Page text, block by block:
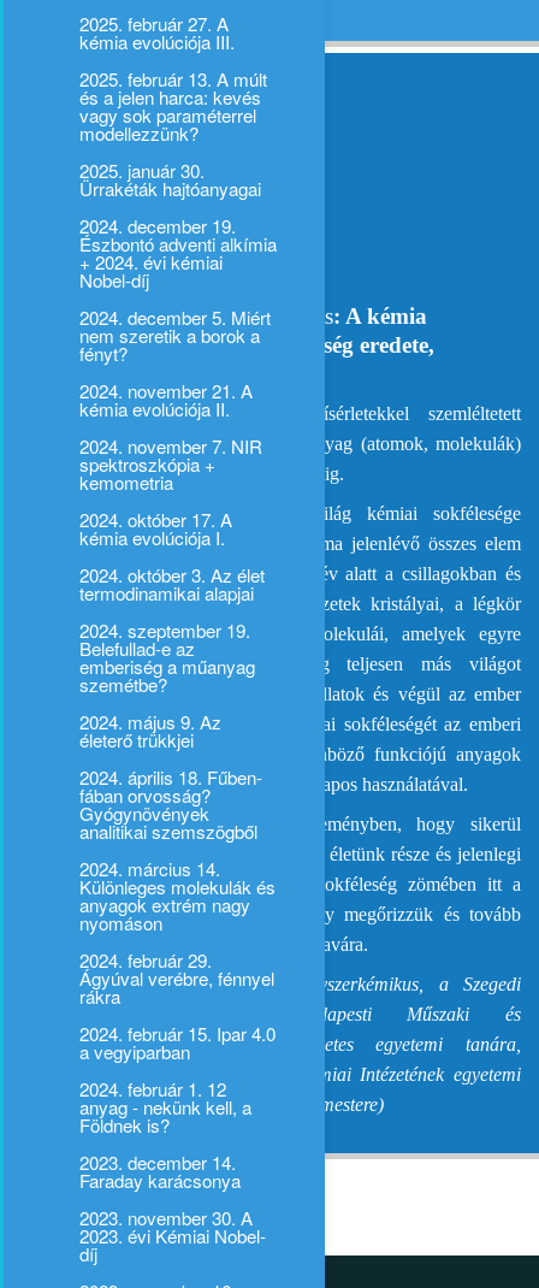
2025. február 27. A
kémia evolúciója III.
2025. február 13. A múlt
és a jelen harca: kevés
vagy sok paraméterrel
modellezzünk?
2025. január 30.
Ürrakéták hajtóanyagai
2024. december 19.
Észbontó adventi alkímia
+ 2024. évi kémiai
Nobel-díj
2024. december 5. Miért
nem szeretik a borok a
fényt?
2024. november 21. A
kémia evolúciója II.
2024. november 7. NIR
spektroszkópia +
kemometria
2024. október 17. A
kémia evolúciója I.
2024. október 3. Az élet
termodinamikai alapjai
2024. szeptember 19.
Belefullad-e az
emberiség a műanyag
szemétbe?
2024. május 9. Az
életerő trükkjei
2024. április 18. Fűben-
fában orvosság?
Gyógynövények
analitikai szemszögből
2024. március 14.
Különleges molekulák és
anyagok extrém nagy
nyomáson
2024. február 29.
Ágyúval verébre, fénnyel
rákra
2024. február 15. Ipar 4.0
a vegyiparban
2024. február 1. 12
anyag - nekünk kell, a
Földnek is?
2023. december 14.
Faraday karácsonya
2023. november 30. A
2023. évi Kémiai Nobel-
díj
Online is: http://galileowebcast.hu
Dormán György és Róka András: A kémia
evolúciója I. – A kémiai sokféleség eredete,
kialakulása
Négy részes, látványos kémiai kísérletekkel szemléltetett
előadássorozatunk egy időutazás az anyag (atomok, molekulák)
birodalmában az ősrobbanástól napjainkig.
A ma minket körülvevő anyagi világ kémiai sokfélesége
évmilliárdokat átívelően alakult ki. A ma jelenlévő összes elem
szakaszosan alakult ki kb. 5 milliárd év alatt a csillagokban és
csillagközi térben. Ezt követték a kőzetek kristályai, a légkör
kismolekulái, majd pedig az élet molekulái, amelyek egyre
komplexebbé váltak és minőségileg teljesen más világot
teremtettek: baktériumok, növények, állatok és végül az ember
megjelenésével. Ezt követően a kémiai sokféleségét az emberi
tevékenység sokszorozta meg a különböző funkciójú anyagok
(molekulák) kifejlesztésével és mindennapos használatával.
Itt ér véget utazásunk abban a reményben, hogy sikerül
felismerni, hogy a kémiai sokféleség az életünk része és jelenlegi
ismereteink szerint ez a különleges sokféleség zömében itt a
Földön jött létre, igy rajtunk áll, hogy megőrizzük és tovább
növeljük a jövő generációk számára és javára.
Az előadó Dormán György, gyógyszerkémikus, a Szegedi
Tudományegyetem és a Budapesti Műszaki és
Gazdaságtudományi Egyetem címzetes egyetemi tanára,
valamint Róka András, az ELTE Kémiai Intézetének egyetemi
docense, a látványos kémiai előadások mestere)